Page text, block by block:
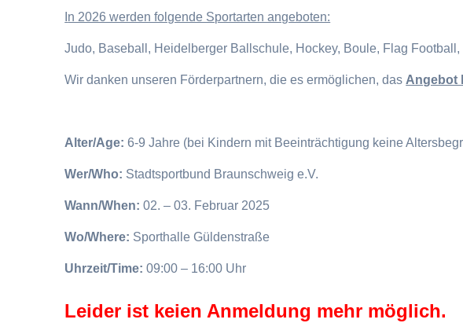
n 2026 werden folgende Sportarten angeboten:
Judo, Baseball, Heidelberger Ballschule, Hockey, Boule, Flag
Wir danken unseren Förderpartnern, die es ermöglichen, das Angebot
Alter/Age:6-9 Jahre (bei Kindern mit Beeinträchtigung keine
Wer/Who: Stadtsportbund Braunschweig e.V.
Wann/When:02. – 03. Februar 2025
Wo/Where: Sporthalle Güldenstraße
Uhrzeit/Time:09:00 – 16:00 Uhr
Leider ist keien Anmeldung mehr möglich.